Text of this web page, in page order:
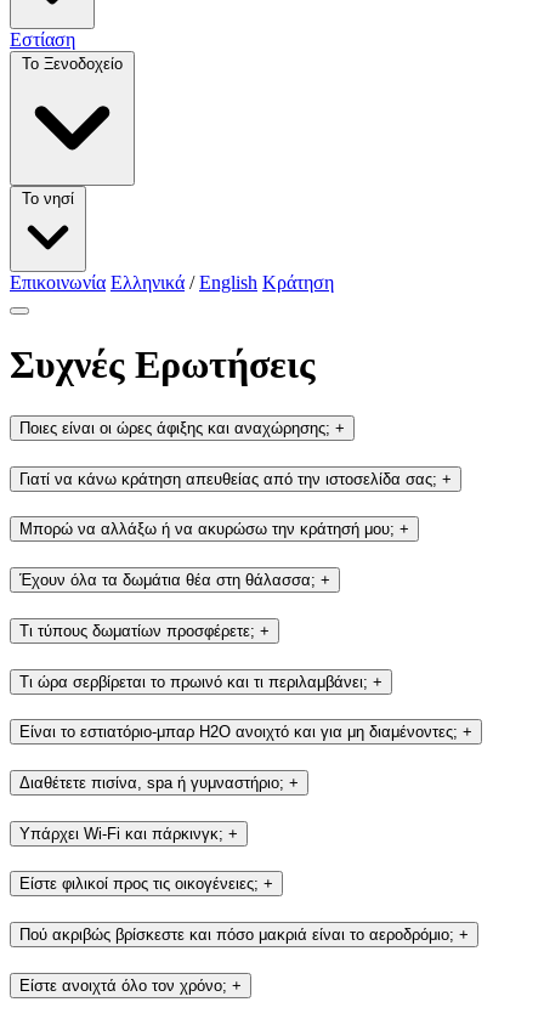
Εστίαση
Το Ξενοδοχείο
Το νησί
Επικοινωνία Ελληνικά / English Κράτηση
Συχνές Ερωτήσεις
Ποιες είναι οι ώρες άφιξης και αναχώρησης; +
Γιατί να κάνω κράτηση απευθείας από την ιστοσελίδα σας; +
Μπορώ να αλλάξω ή να ακυρώσω την κράτησή μου; +
Έχουν όλα τα δωμάτια θέα στη θάλασσα; +
Τι τύπους δωματίων προσφέρετε; +
Τι ώρα σερβίρεται το πρωινό και τι περιλαμβάνει; +
Είναι το εστιατόριο-μπαρ H2O ανοιχτό και για μη διαμένοντες; +
Διαθέτετε πισίνα, spa ή γυμναστήριο; +
Υπάρχει Wi-Fi και πάρκινγκ; +
Είστε φιλικοί προς τις οικογένειες; +
Πού ακριβώς βρίσκεστε και πόσο μακριά είναι το αεροδρόμιο; +
Είστε ανοιχτά όλο τον χρόνο; +